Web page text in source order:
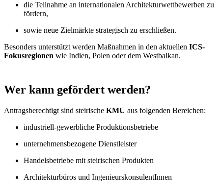
die Teilnahme an internationalen Architekturwettbewerben zu
fördern,
sowie neue Zielmärkte strategisch zu erschließen.
Besonders unterstützt werden Maßnahmen in den aktuellen ICS-
Fokusregionen wie Indien, Polen oder dem Westbalkan.
Wer kann gefördert werden?
Antragsberechtigt sind steirische KMU aus folgenden Bereichen:
industriell-gewerbliche Produktionsbetriebe
unternehmensbezogene Dienstleister
Handelsbetriebe mit steirischen Produkten
Architekturbüros und IngenieurskonsulentInnen